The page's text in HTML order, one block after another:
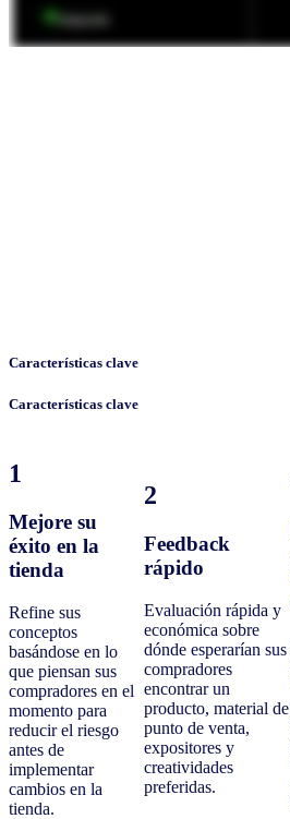
Características clave
Características clave
1
Mejore su
éxito en la
tienda
Refine sus
conceptos
basándose en lo
que piensan sus
compradores en el
momento para
reducir el riesgo
antes de
implementar
cambios en la
tienda.
2
Feedback
rápido
Evaluación rápida y
económica sobre
dónde esperarían sus
compradores
encontrar un
producto, material de
punto de venta,
expositores y
creatividades
preferidas.